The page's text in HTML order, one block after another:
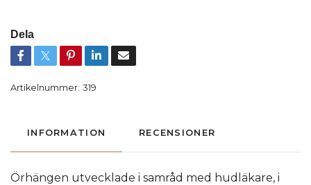
Dela
Artikelnummer: 319
INFORMATION RECENSIONER
Örhängen utvecklade i samråd med hudläkare, i